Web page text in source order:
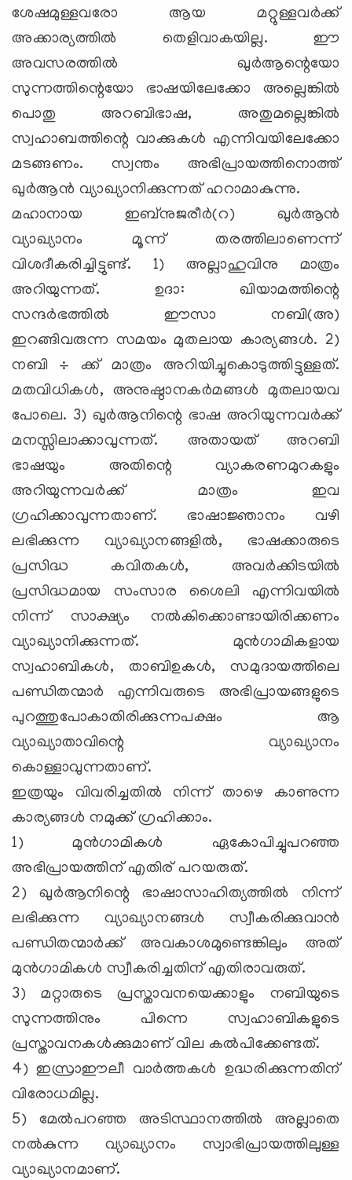
ശേഷമുള്ളവരോ ആയ മറ്റുള്ളവര്‍ക്ക്
അക്കാര്യത്തില്‍ തെളിവാകയില്ല. ഈ
അവസരത്തില്‍ ഖുര്‍ആന്റെയോ
സുന്നത്തിന്റെയോ ഭാഷയിലേക്കോ അല്ലെങ്കില്‍
പൊതു അറബിഭാഷ, അതുമല്ലെങ്കില്‍
സ്വഹാബത്തിന്റെ വാക്കുകള്‍ എന്നിവയിലേക്കോ
മടങ്ങണം. സ്വന്തം അഭിപ്രായത്തിനൊത്ത്
ഖുര്‍ആന്‍ വ്യാഖ്യാനിക്കുന്നത് ഹറാമാകുന്നു.
മഹാനായ ഇബ്‌നുജരീര്‍(റ) ഖുര്‍ആന്‍
വ്യാഖ്യാനം മൂന്ന് തരത്തിലാണെന്ന്
വിശദീകരിച്ചിട്ടുണ്ട്. 1) അല്ലാഹുവിനു മാത്രം
അറിയുന്നത്. ഉദാ: ഖിയാമത്തിന്റെ
സന്ദര്‍ഭത്തില്‍ ഈസാ നബി(അ)
ഇറങ്ങിവരുന്ന സമയം മുതലായ കാര്യങ്ങള്‍. 2)
നബി ÷ ക്ക് മാത്രം അറിയിച്ചുകൊടുത്തിട്ടുള്ളത്.
മതവിധികള്‍, അനുഷ്ഠാനകര്‍മങ്ങള്‍ മുതലായവ
പോലെ. 3) ഖുര്‍ആനിന്റെ ഭാഷ അറിയുന്നവര്‍ക്ക്
മനസ്സിലാക്കാവുന്നത്. അതായത് അറബി
ഭാഷയും അതിന്റെ വ്യാകരണമുറകളും
അറിയുന്നവര്‍ക്ക് മാത്രം ഇവ
ഗ്രഹിക്കാവുന്നതാണ്. ഭാഷാജ്ഞാനം വഴി
ലഭിക്കുന്ന വ്യാഖ്യാനങ്ങളില്‍, ഭാഷക്കാരുടെ
പ്രസിദ്ധ കവിതകള്‍, അവര്‍ക്കിടയില്‍
പ്രസിദ്ധമായ സംസാര ശൈലി എന്നിവയില്‍
നിന്ന് സാക്ഷ്യം നല്‍കിക്കൊണ്ടായിരിക്കണം
വ്യാഖ്യാനിക്കുന്നത്. മുന്‍ഗാമികളായ
സ്വഹാബികള്‍, താബിഉകള്‍, സമുദായത്തിലെ
പണ്ഡിതന്മാര്‍ എന്നിവരുടെ അഭിപ്രായങ്ങളുടെ
പുറത്തുപോകാതിരിക്കുന്നപക്ഷം ആ
വ്യാഖ്യാതാവിന്റെ വ്യാഖ്യാനം
കൊള്ളാവുന്നതാണ്.
ഇത്രയും വിവരിച്ചതില്‍ നിന്ന് താഴെ കാണുന്ന
കാര്യങ്ങള്‍ നമുക്ക് ഗ്രഹിക്കാം.
1) മുന്‍ഗാമികള്‍ ഏകോപിച്ചുപറഞ്ഞ
അഭിപ്രായത്തിന് എതിര് പറയരുത്.
2) ഖുര്‍ആനിന്റെ ഭാഷാസാഹിത്യത്തില്‍ നിന്ന്
ലഭിക്കുന്ന വ്യാഖ്യാനങ്ങള്‍ സ്വീകരിക്കുവാന്‍
പണ്ഡിതന്മാര്‍ക്ക് അവകാശമുണ്ടെങ്കിലും അത്
മുന്‍ഗാമികള്‍ സ്വീകരിച്ചതിന് എതിരാവരുത്.
3) മറ്റാരുടെ പ്രസ്താവനയെക്കാളും നബിയുടെ
സുന്നത്തിനും പിന്നെ സ്വഹാബികളുടെ
പ്രസ്താവനകള്‍ക്കുമാണ് വില കല്‍പിക്കേണ്ടത്.
4) ഇസ്രാഈലീ വാര്‍ത്തകള്‍ ഉദ്ധരിക്കുന്നതിന്
വിരോധമില്ല.
5) മേല്‍പറഞ്ഞ അടിസ്ഥാനത്തില്‍ അല്ലാതെ
നല്‍കുന്ന വ്യാഖ്യാനം സ്വാഭിപ്രായത്തിലുള്ള
വ്യാഖ്യാനമാണ്.